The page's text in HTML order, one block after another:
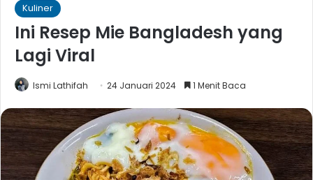
Kuliner
Ini Resep Mie Bangladesh yang
Lagi Viral
Ismi Lathifah 24 Januari 2024 1 Menit Baca